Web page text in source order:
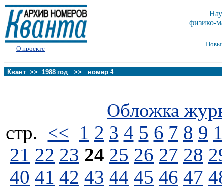
О проекте
физико-
Квант >> 1988 год >> номер 4
Обложка
стp. << 1 2 3 4 5 6 7 8 9
21 22 23 24 25 26 27 28
40 41 42 43 44 45 46 47